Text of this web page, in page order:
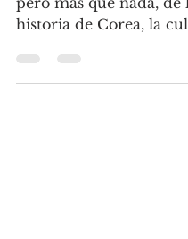
Una novela de la nieve,
pero más que nada, de
historia de Corea, la